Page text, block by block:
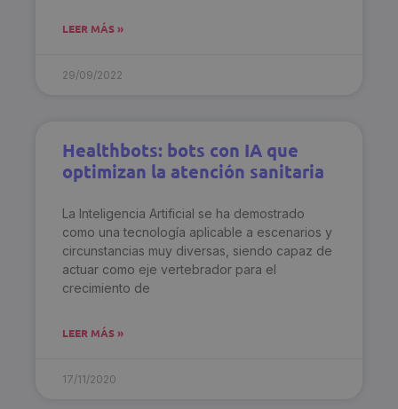
LEER MÁS »
29/09/2022
Healthbots: bots con IA que
optimizan la atención sanitaria
La Inteligencia Artificial se ha demostrado
como una tecnología aplicable a escenarios y
circunstancias muy diversas, siendo capaz de
actuar como eje vertebrador para el
crecimiento de
LEER MÁS »
17/11/2020